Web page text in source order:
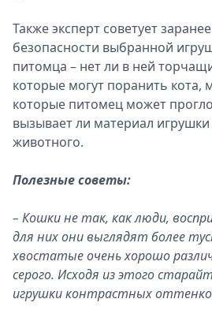
Также эксперт советует
безопасности выбранной
питомца – нет ли в ней
которые могут поранить кота,
которые питомец может
вызывает ли материал
животного.
Полезные советы:
– Кошки не так, как люди,
для них они выглядят более
хвостатые очень хорошо
серого. Исходя из этого
игрушки контрастных